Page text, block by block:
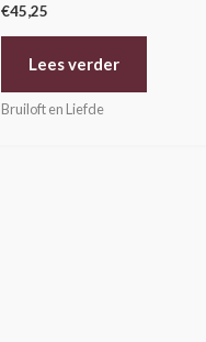
€45,25
Lees verder
Bruiloft en Liefde